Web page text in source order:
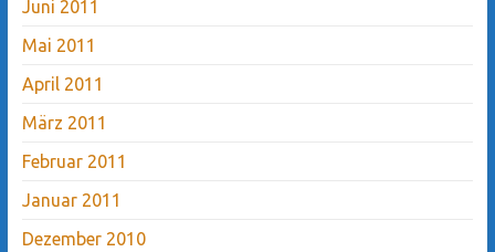
Juni 2011
Mai 2011
April 2011
März 2011
Februar 2011
Januar 2011
Dezember 2010